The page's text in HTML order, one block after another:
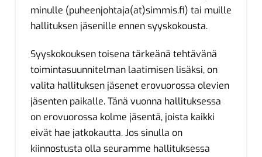
minulle (puheenjohtaja(at)simmis.fi) tai muille
hallituksen jäsenille ennen syyskokousta.
Syyskokouksen toisena tärkeänä tehtävänä
toimintasuunnitelman laatimisen lisäksi, on
valita hallituksen jäsenet erovuorossa olevien
jäsenten paikalle. Tänä vuonna hallituksessa
on erovuorossa kolme jäsentä, joista kaikki
eivät hae jatkokautta. Jos sinulla on
kiinnostusta olla seuramme hallituksessa